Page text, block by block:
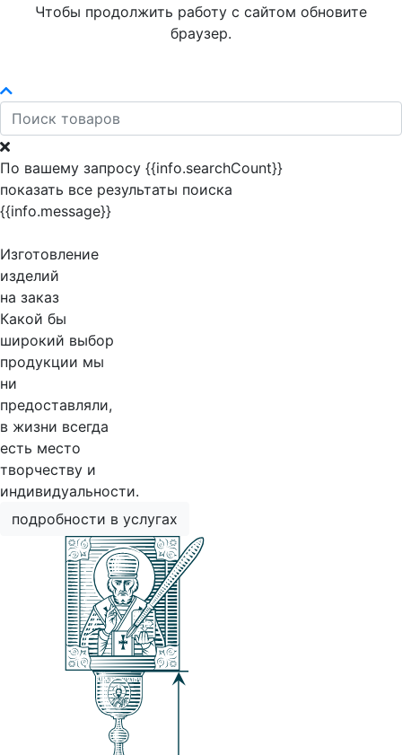
Чтобы продолжить работу с сайтом обновите
браузер.
По вашему запросу {{info.searchCount}}
показать все результаты поиска
{{info.message}}
Изготовление
изделий
на заказ
Какой бы
широкий выбор
продукции мы
ни
предоставляли,
в жизни всегда
есть место
творчеству и
индивидуальности.
подробности в услугах